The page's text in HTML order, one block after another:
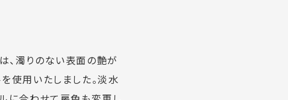
、濁りのない表面の艶が
使用いたしました。淡水